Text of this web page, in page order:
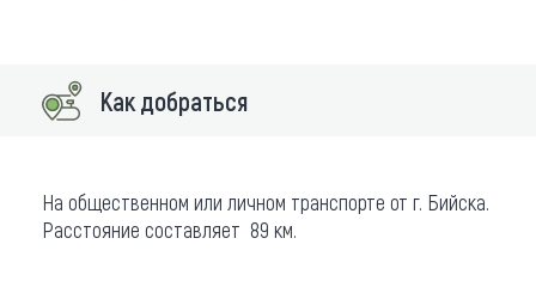
Как добраться
На общественном или личном транспорте от г. Бийска.
Расстояние составляет 89 км.